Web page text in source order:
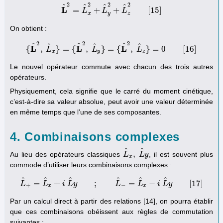
L
^ 2
= L
^ 2
x + L
^ 2
y + L
^ 2
z [15]
L^2=L^x2+L^ y2 +L^ ]
On obtient :
{L
^ 2
, L
^ x} = {L
^ 2
, L
^y } = {L
^ 2
, L
^ z} = 0 [16]
{L ^ 2, L^ x} { L^2, L ^y }={L ^2 , L^ z =0 [16
Le nouvel opérateur commute avec chacun des trois autres
opérateurs.
Physiquement, cela signifie que le carré du moment cinétique,
c’est-à-dire sa valeur absolue, peut avoir une valeur déterminée
en même temps que l’une de ses composantes.
4. Combinaisons complexes
Au lieu des opérateurs classiques L
^ x, L
^y
L^x, L^y, il est souvent plus
commode d’utiliser leurs combinaisons complexes :
L
^ + = L
^x + i L
^y ; L
^ − = L
^ x − i L
^y [17]
L^ +=L L −=L ^x− i L^ y[17 ]
Par un calcul direct à partir des relations [14], on pourra établir
que ces combinaisons obéissent aux règles de commutation